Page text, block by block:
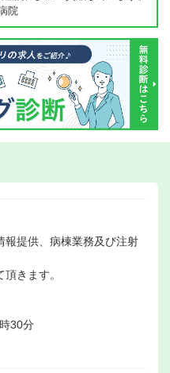
院
報提供、病棟業務及び注射
きます。
30分